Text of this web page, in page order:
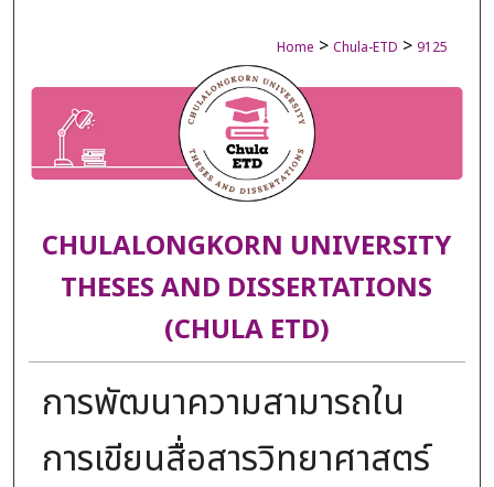
Home > Chula-ETD > 9125
CHULALONGKORN UNIVERSITY
THESES AND DISSERTATIONS
(CHULA ETD)
การพัฒนาความสามารถใน
การเขียนสื่อสารวิทยาศาสตร์